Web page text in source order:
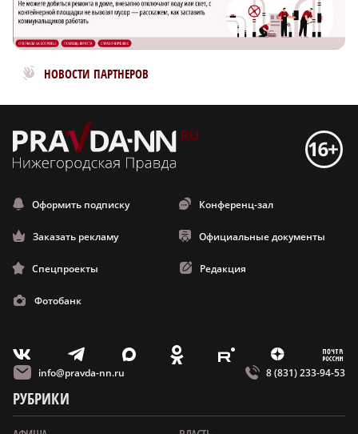
НОВОСТИ ПАРТНЕРОВ
Новости МирТесен
Оформить подписку Конференц-зал
Заказать рекламу Официальные документы
Спецпроекты Редакция
Фотобанк
V T X O E Z m
info@pravda-nn.ru 8 (831) 233-94-53
РУБРИКИ